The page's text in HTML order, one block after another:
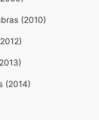
(2010)
(2014)